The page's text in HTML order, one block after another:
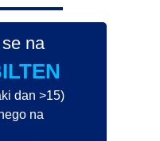
na
dan >15)
na